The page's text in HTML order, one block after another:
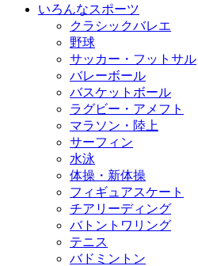
いろんなスポーツ
クラシックバレエ
野球
サッカー・フットサル
バレーボール
バスケットボール
ラグビー・アメフト
マラソン・陸上
サーフィン
水泳
体操・新体操
フィギュアスケート
チアリーディング
バトントワリング
テニス
バドミントン